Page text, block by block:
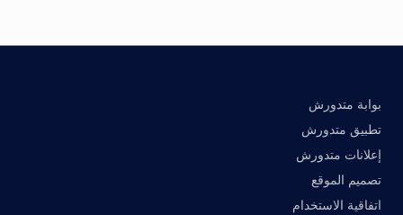
بوابة متدورش
تطبيق متدورش
إعلانات متدورش
تصميم الموقع
اتفاقية الاستخدام